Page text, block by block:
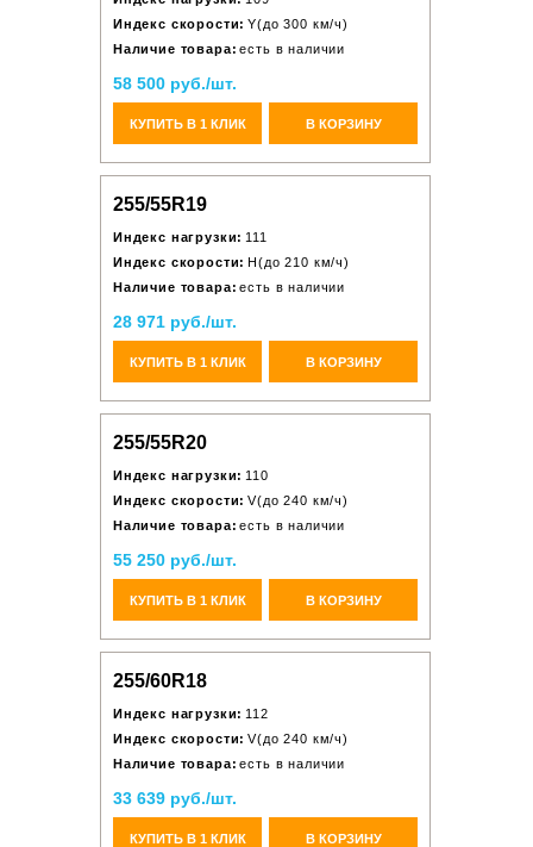
Индекс скорости: Y(до 300 км/ч)
Наличие товара: есть в наличии
58 500 руб./шт.
КУПИТЬ В 1 КЛИК В КОРЗИНУ
255/55R19
Индекс нагрузки: 111
Индекс скорости: H(до 210 км/ч)
Наличие товара: есть в наличии
28 971 руб./шт.
КУПИТЬ В 1 КЛИК В КОРЗИНУ
255/55R20
Индекс нагрузки: 110
Индекс скорости: V(до 240 км/ч)
Наличие товара: есть в наличии
55 250 руб./шт.
КУПИТЬ В 1 КЛИК В КОРЗИНУ
255/60R18
Индекс нагрузки: 112
Индекс скорости: V(до 240 км/ч)
Наличие товара: есть в наличии
33 639 руб./шт.
КУПИТЬ В 1 КЛИК В КОРЗИНУ